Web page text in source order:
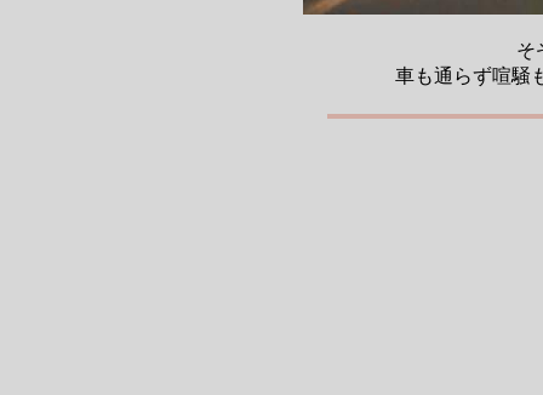
そ
車も通らず喧騒